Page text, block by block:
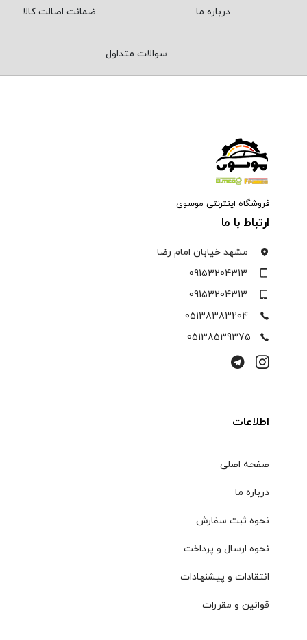
درباره ما ضمانت اصالت کالا
سوالات متداول
فروشگاه اینترنتی موسوی
ارتباط با ما
مشهد خیابان امام رضا
09153204313
09153204313
05138383204
05138539375
اطلاعات
صفحه اصلی
درباره ما
نحوه ثبت سفارش
نحوه ارسال و پرداخت
انتقادات و پیشنهادات
قوانین و مقررات